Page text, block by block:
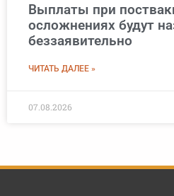
Выплаты при
осложнениях будут
беззаявительно
ЧИТАТЬ ДАЛЕЕ »
07.08.2026